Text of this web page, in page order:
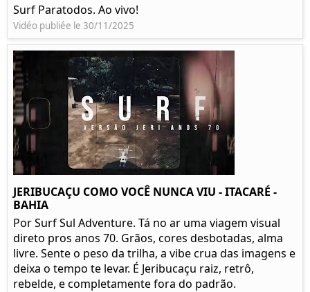
Surf Paratodos. Ao vivo!
Vidéo publiée le 30/11/2025
JERIBUCAÇU COMO VOCÊ NUNCA VIU - ITACARÉ -
BAHIA
Por Surf Sul Adventure. Tá no ar uma viagem visual
direto pros anos 70. Grãos, cores desbotadas, alma
livre. Sente o peso da trilha, a vibe crua das imagens e
deixa o tempo te levar. É Jeribucaçu raiz, retrô,
rebelde, e completamente fora do padrão.